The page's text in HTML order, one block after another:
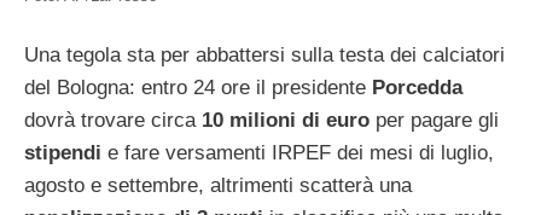
Una tegola sta per abbattersi sulla testa dei calciatori
del Bologna: entro 24 ore il presidente Porcedda
dovrà trovare circa 10 milioni di euro per pagare gli
stipendi e fare versamenti IRPEF dei mesi di luglio,
agosto e settembre, altrimenti scatterà una